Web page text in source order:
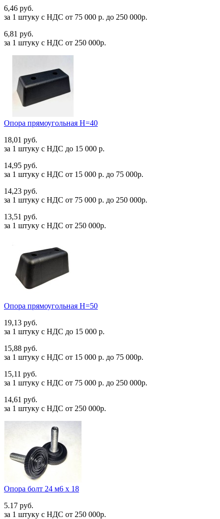
6,46 руб.
за 1 штуку c НДС от 75 000 р. до 250 000р.
6,81 руб.
за 1 штуку c НДС от 250 000р.
Опора прямоугольная Н=40
18,01 руб.
за 1 штуку c НДС до 15 000 р.
14,95 руб.
за 1 штуку c НДС от 15 000 р. до 75 000р.
14,23 руб.
за 1 штуку c НДС от 75 000 р. до 250 000р.
13,51 руб.
за 1 штуку c НДС от 250 000р.
Опора прямоугольная Н=50
19,13 руб.
за 1 штуку c НДС до 15 000 р.
15,88 руб.
за 1 штуку c НДС от 15 000 р. до 75 000р.
15,11 руб.
за 1 штуку c НДС от 75 000 р. до 250 000р.
14,61 руб.
за 1 штуку c НДС от 250 000р.
Опора болт 24 м6 х 18
5.17 руб.
за 1 штуку c НДС от 250 000р.